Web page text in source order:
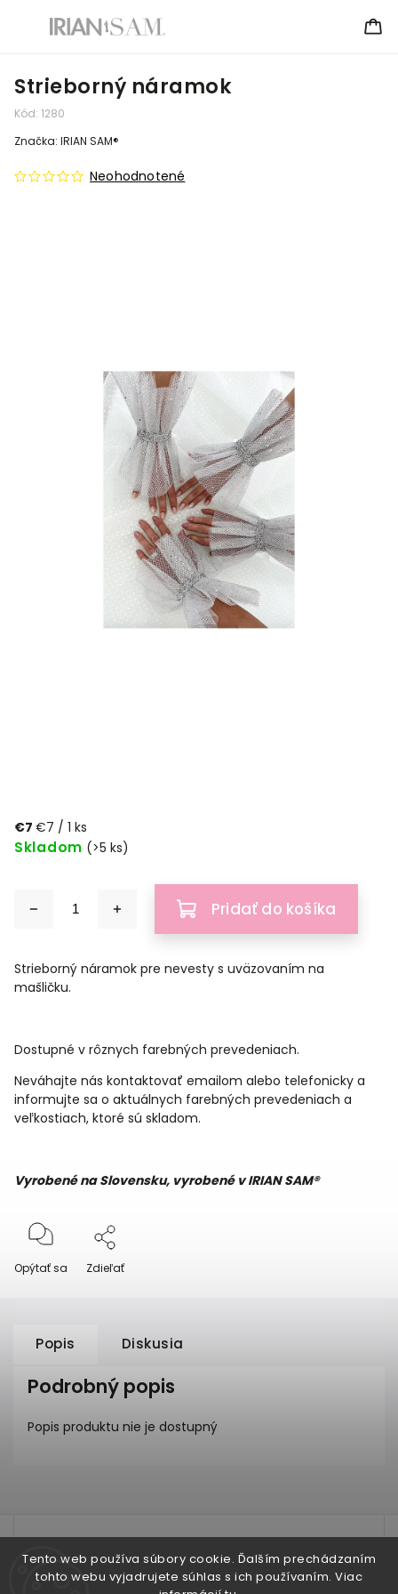
Tento web používa súbory cookie. Ďalším prechádzaním
tohto webu vyjadrujete súhlas s ich používaním. Viac
Strieborný náramok
Kód: 1280
Neohodnotené
Značka: IRIAN SAM®
€7 €7 / 1 ks
Skladom (>5 ks)
Pridať do košíka
Strieborný náramok pre nevesty s uväzovaním na
mašličku.
Dostupné v rôznych farebných prevedeniach.
Neváhajte nás kontaktovať emailom alebo telefonicky a
informujte sa o aktuálnych farebných prevedeniach a
veľkostiach, ktoré sú skladom.
Vyrobené na Slovensku, vyrobené v IRIAN SAM®
Opýtať sa Zdieľať
Popis Diskusia
Podrobný popis
Popis produktu nie je dostupný
test